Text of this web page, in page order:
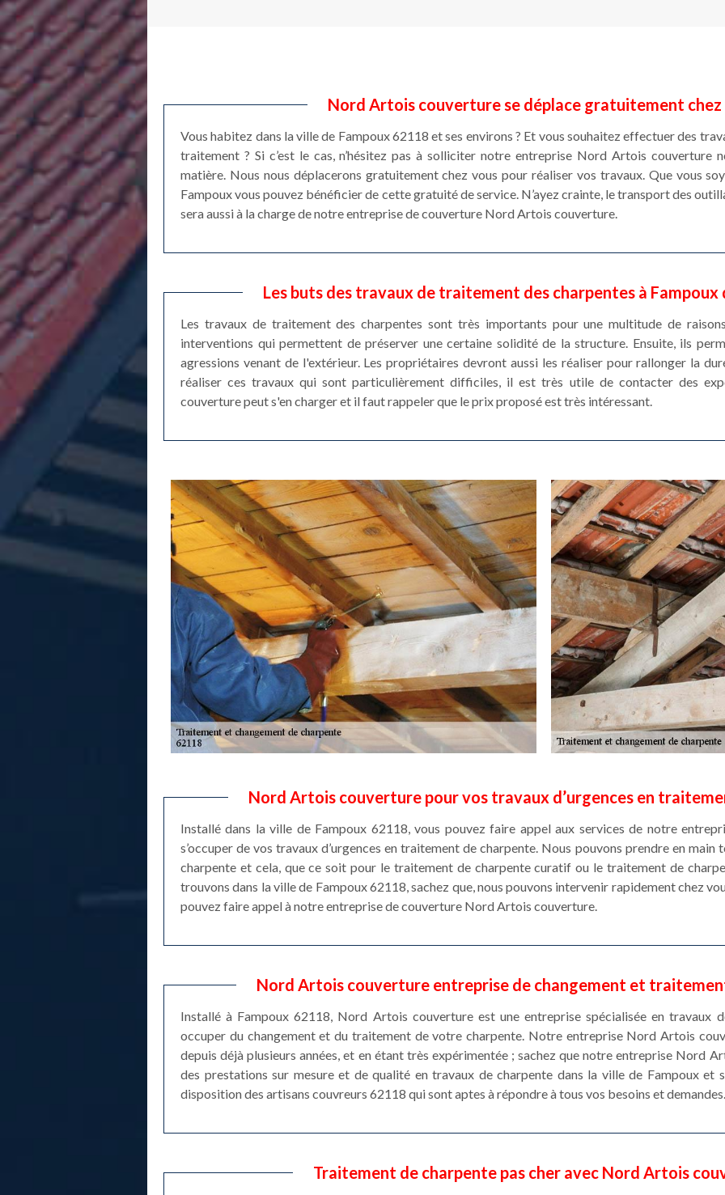
Nord Artois couverture se déplace gratuitement chez
Vous habitez dans la ville de Fampoux 62118 et ses environs ? Et vous souhaitez effectuer des
traitement ? Si c’est le cas, n’hésitez pas à solliciter notre entreprise Nord Artois couverture
matière. Nous nous déplacerons gratuitement chez vous pour réaliser vos travaux. Que vous
Fampoux vous pouvez bénéficier de cette gratuité de service. N’ayez crainte, le transport des
sera aussi à la charge de notre entreprise de couverture Nord Artois couverture.
Les buts des travaux de traitement des charpentes à Fampoux
Les travaux de traitement des charpentes sont très importants pour une multitude de
interventions qui permettent de préserver une certaine solidité de la structure. Ensuite, ils
agressions venant de l'extérieur. Les propriétaires devront aussi les réaliser pour rallonger la
réaliser ces travaux qui sont particulièrement difficiles, il est très utile de contacter des
couverture peut s'en charger et il faut rappeler que le prix proposé est très intéressant.
Nord Artois couverture pour vos travaux d’urgences en
Installé dans la ville de Fampoux 62118, vous pouvez faire appel aux services de notre
s’occuper de vos travaux d’urgences en traitement de charpente. Nous pouvons prendre en
charpente et cela, que ce soit pour le traitement de charpente curatif ou le traitement de
trouvons dans la ville de Fampoux 62118, sachez que, nous pouvons intervenir rapidement chez
pouvez faire appel à notre entreprise de couverture Nord Artois couverture.
Nord Artois couverture entreprise de changement et
Installé à Fampoux 62118, Nord Artois couverture est une entreprise spécialisée en travaux
occuper du changement et du traitement de votre charpente. Notre entreprise Nord Artois
depuis déjà plusieurs années, et en étant très expérimentée ; sachez que notre entreprise Nord
des prestations sur mesure et de qualité en travaux de charpente dans la ville de Fampoux et
disposition des artisans couvreurs 62118 qui sont aptes à répondre à tous vos besoins et demandes.
Traitement de charpente pas cher avec Nord Artois